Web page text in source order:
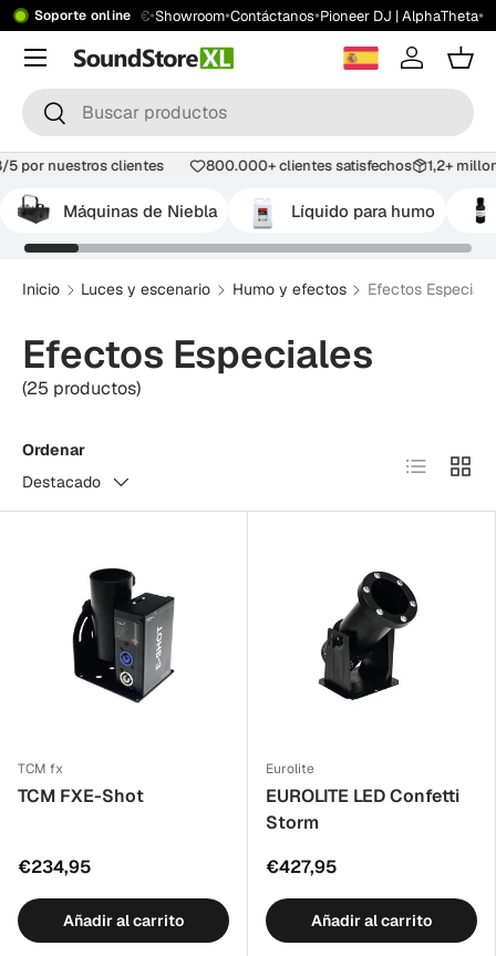
Soporte online
gratis desde 199 € •Showroom•Contáctanos•Pioneer DJ | AlphaTheta•
Buscar
Buscar
Iniciar
Menú
5 por nuestros clientes 800.000+ clientes satisfechos 1,2+
Máquinas de Niebla Líquido para humo
Inicio Luces y escenario Humo y efectos Efectos
Efectos Especiales
(25 productos)
Ordenar
Destacado
Lista Tabla
TCM fx
TCM FXE-Shot
€234,95
Añadir al carrito
Eurolite
EUROLITE LED Confetti
Storm
€427,95
Añadir al carrito